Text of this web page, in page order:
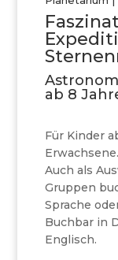
ab 8
Für Kinder
Erwachsene.
Auch als
Gruppen
Sprache
Buchbar in
Englisch.